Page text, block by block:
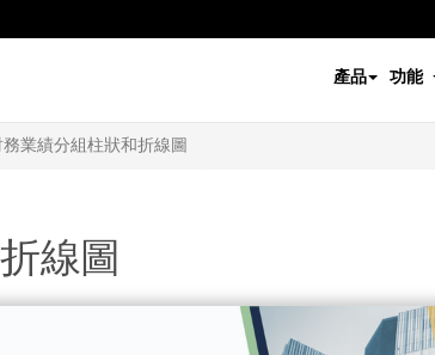
產品 功能
業績分組柱狀和折線圖
線圖